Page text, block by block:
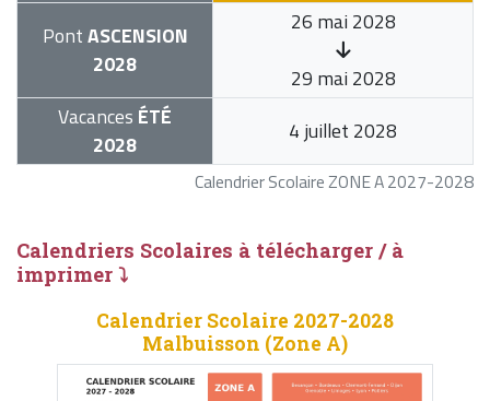
Calendrier Scolaire ZONE A 2027-2028
PontASCENSION
2028
26 mai 2028
29 mai 2028
Vacances ÉTÉ
2028
4 juillet 2028
Calendriers Scolaires à télécharger / à
imprimer ⤵
Calendrier Scolaire 2027-2028
Malbuisson (Zone A)